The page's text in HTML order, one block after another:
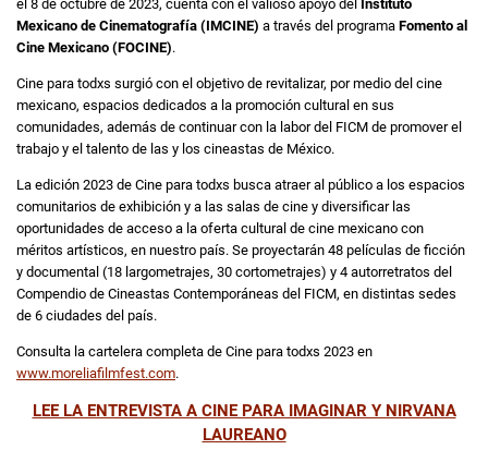
el 8 de octubre de 2023, cuenta con el valioso apoyo del
Instituto
Mexicano de Cinematografía (IMCINE) a través del programa Fomento al
Cine Mexicano (FOCINE).
Cine para todxs surgió con el objetivo de revitalizar, por medio del cine
mexicano, espacios dedicados a la promoción cultural en sus
comunidades, además de continuar con la labor del FICM de promover el
trabajo y el talento de las y los cineastas de México.
La edición 2023 de Cine para todxs busca atraer al público a los espacios
comunitarios de exhibición y a las salas de cine y diversificar las
oportunidades de acceso a la oferta cultural de cine mexicano con
méritos artísticos, en nuestro país. Se proyectarán 48 películas de ficción
y documental (18 largometrajes, 30 cortometrajes) y 4 autorretratos del
Compendio de Cineastas Contemporáneas del FICM, en distintas sedes
de 6 ciudades del país.
Consulta la cartelera completa de Cine para todxs 2023 en
www.moreliafilmfest.com.
LEE LA ENTREVISTA A CINE PARA IMAGINAR Y NIRVANA
LAUREANO